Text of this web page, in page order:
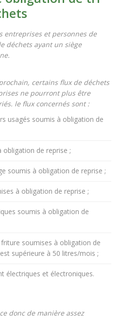
entreprises et personnes de
déchets ayant un siège
certains flux de déchets
ne pourront plus être
le flux concernés sont :
usagés soumis à obligation de
obligation de reprise ;
soumis à obligation de reprise ;
à obligation de reprise ;
soumis à obligation de
soumises à obligation de
supérieure à 50 litres/mois ;
électriques et électroniques.
donc de manière assez